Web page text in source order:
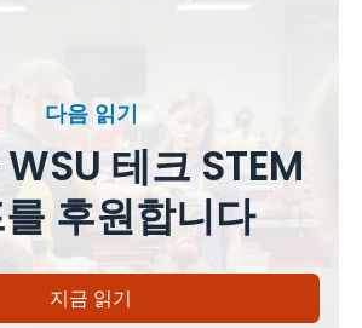
다음 읽기
테크 STEM
후원합니다
지금 읽기